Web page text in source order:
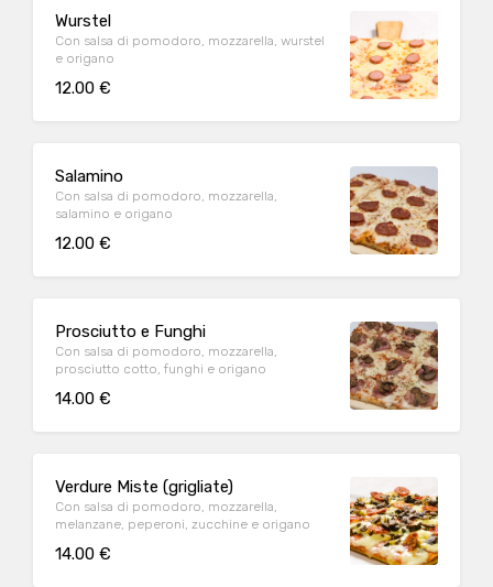
Wurstel
Con salsa di pomodoro, mozzarella, wurstel
e origano
12.00 €
Salamino
Con salsa di pomodoro, mozzarella,
salamino e origano
12.00 €
Prosciutto e Funghi
Con salsa di pomodoro, mozzarella,
prosciutto cotto, funghi e origano
14.00 €
Verdure Miste (grigliate)
Con salsa di pomodoro, mozzarella,
melanzane, peperoni, zucchine e origano
14.00 €